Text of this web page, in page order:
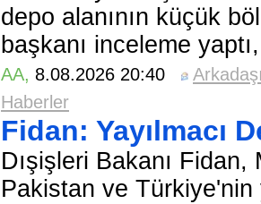
depo alanının küçük
başkanı inceleme
AA, 8.08.2026 20:40
Haberler
Fidan: Yayılmacı
Dışişleri Bakanı
Pakistan ve Türkiye'nin